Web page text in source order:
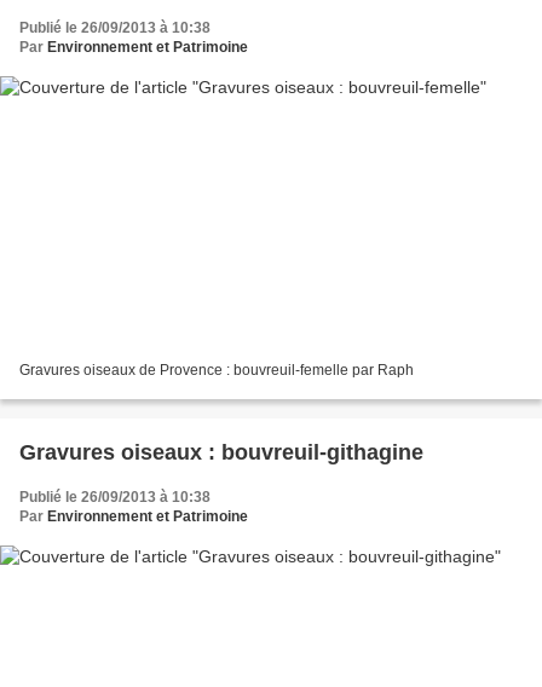
Publié le 26/09/2013 à 10:38
Par Environnement et Patrimoine
Gravures oiseaux de Provence : bouvreuil-femelle par Raph
Gravures oiseaux : bouvreuil-githagine
Publié le 26/09/2013 à 10:38
Par Environnement et Patrimoine